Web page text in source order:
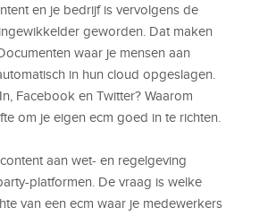
en je bedrijf is vervolgens de
geworden. Dat maken
waar je mensen aan
in hun cloud opgeslagen.
Facebook en Twitter? Waarom
om je eigen ecm goed in te richten.
aan wet- en regelgeving
platformen. De vraag is welke
van een ecm waar je medewerkers